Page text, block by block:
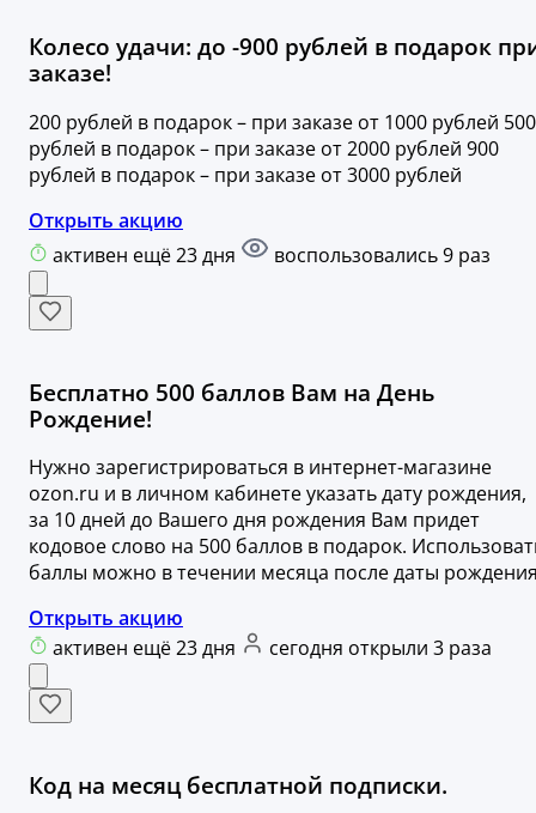
Колесо удачи: до -900 рублей в подарок
заказе!
200 рублей в подарок – при заказе от 1000 рублей 500
рублей в подарок – при заказе от 2000 рублей 900
рублей в подарок – при заказе от 3000 рублей
Открыть акцию
активен ещё 23 дня
воспользовались 9 раз
Бесплатно 500 баллов Вам на День
Рождение!
Нужно зарегистрироваться в интернет-магазине
ozon.ru и в личном кабинете указать дату рождения,
за 10 дней до Вашего дня рождения Вам придет
кодовое слово на 500 баллов в подарок.
баллы можно в течении месяца после даты
Открыть акцию
активен ещё 23 дня
сегодня открыли 3 раза
Код на месяц бесплатной подписки.